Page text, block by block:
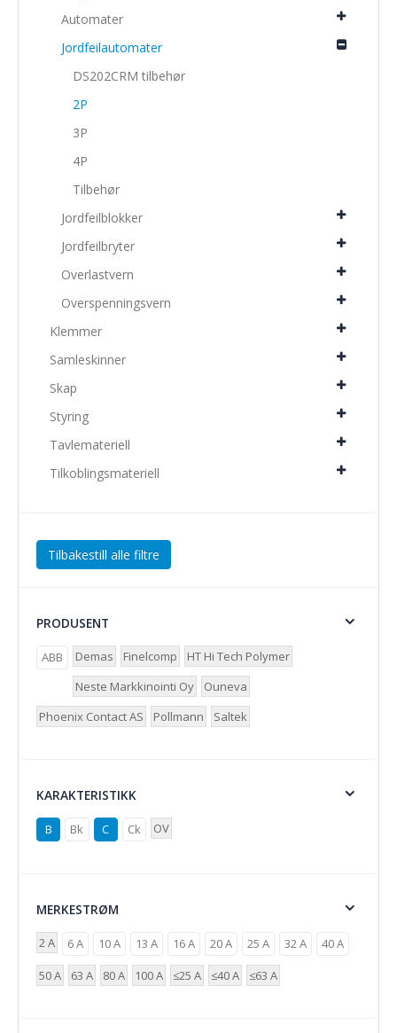
Automater
Jordfeilautomater
DS202CRM tilbehør
2P
3P
4P
Tilbehør
Jordfeilblokker
Jordfeilbryter
Overlastvern
Overspenningsvern
Klemmer
Samleskinner
Skap
Styring
Tavlemateriell
Tilkoblingsmateriell
Tilbakestill alle filtre
PRODUSENT
ABB Demas Finelcomp
HT Hi Tech Polymer
Neste Markkinointi Oy
Ouneva
Phoenix Contact AS
Pollmann Saltek
KARAKTERISTIKK
B Bk C Ck OV
MERKESTRØM
2 A 6 A 10 A 13 A 16 A 20 A 25 A 32 A
40 A
50 A
63 A 80 A 100 A ≤25 A ≤40 A ≤63 A